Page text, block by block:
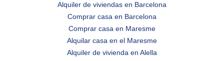
Alquiler de viviendas en Barcelona
Comprar casa en Barcelona
Comprar casa en Maresme
Alquilar casa en el Maresme
Alquiler de vivienda en Alella